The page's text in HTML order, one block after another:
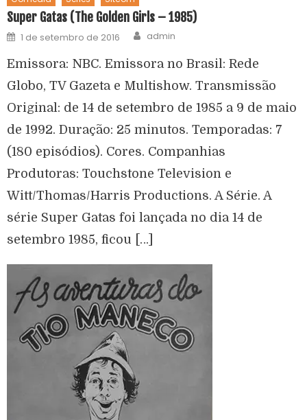
Super Gatas (The Golden Girls – 1985)
1 de setembro de 2016 admin
Emissora: NBC. Emissora no Brasil: Rede
Globo, TV Gazeta e Multishow. Transmissão
Original: de 14 de setembro de 1985 a 9 de maio
de 1992. Duração: 25 minutos. Temporadas: 7
(180 episódios). Cores. Companhias
Produtoras: Touchstone Television e
Witt/Thomas/Harris Productions. A Série. A
série Super Gatas foi lançada no dia 14 de
setembro 1985, ficou […]